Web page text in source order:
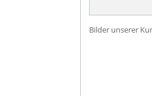
Bilder unserer